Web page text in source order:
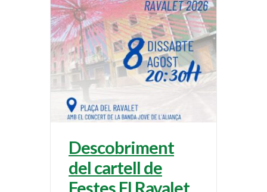
Descobriment
del cartell de
Festes El Ravalet